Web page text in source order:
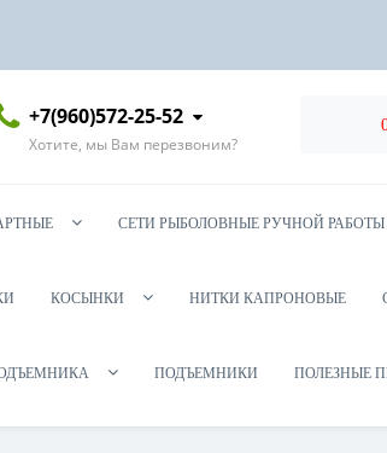
+7(960)572-25-52
Хотите, мы Вам перезвоним?
СЕТИ РЫБОЛОВНЫЕ РУЧНОЙ РАБОТЫ
КОСЫНКИ НИТКИ КАПРОНОВЫЕ
ПОДЪЕМНИКИ ПОЛЕЗНЫЕ